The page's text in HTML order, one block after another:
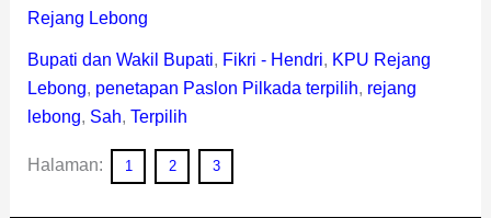
Rejang Lebong
Bupati dan Wakil Bupati, Fikri - Hendri, KPU Rejang
Lebong, penetapan Paslon Pilkada terpilih, rejang
lebong, Sah, Terpilih
Halaman: 1 2 3